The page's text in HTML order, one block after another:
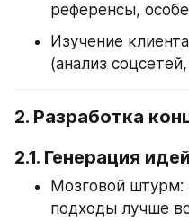
референсы,
Изучение
(анализ
2. Разработка
2.1. Генерация идей
Мозговой
подходы лучше